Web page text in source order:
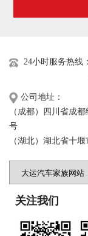
24小时服务热线
400-689-
公司地址：
（成都）四川省成
号
（湖北）湖北省十
关注我们